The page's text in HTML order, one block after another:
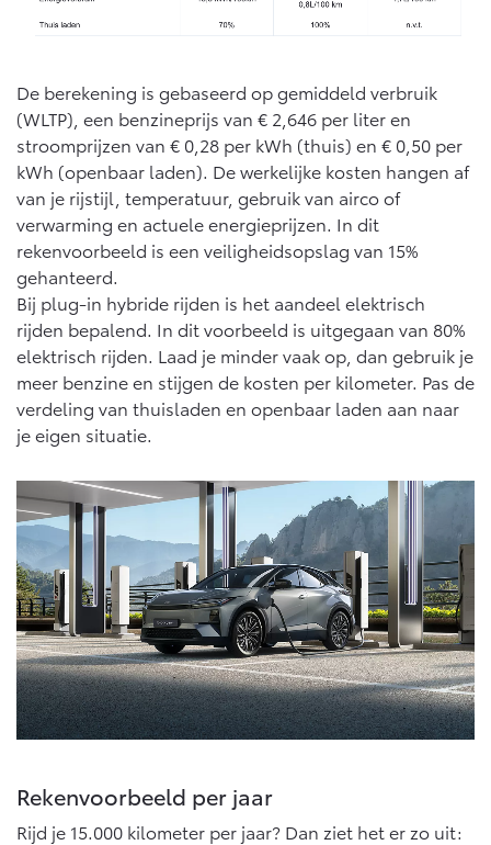
Vanaf € 56.570,-
Land Cruiser (excl. BTW)
De berekening is gebaseerd op gemiddeld verbruik
(WLTP), een benzineprijs van € 2,646 per liter en
stroomprijzen van € 0,28 per kWh (thuis) en € 0,50 per
kWh (openbaar laden). De werkelijke kosten hangen af
van je rijstijl, temperatuur, gebruik van airco of
verwarming en actuele energieprijzen. In dit
rekenvoorbeeld is een veiligheidsopslag van 15%
gehanteerd.
Bij plug-in hybride rijden is het aandeel elektrisch
rijden bepalend. In dit voorbeeld is uitgegaan van 80%
elektrisch rijden. Laad je minder vaak op, dan gebruik je
meer benzine en stijgen de kosten per kilometer. Pas de
verdeling van thuisladen en openbaar laden aan naar
je eigen situatie.
Rekenvoorbeeld per jaar
Rijd je 15.000 kilometer per jaar? Dan ziet het er zo uit: